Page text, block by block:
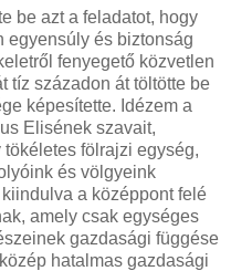
be azt a feladatot, hogy
egyensúly és biztonság
fenyegető közvetlen
tíz századon át töltötte be
képesítette. Idézem a
Elisének szavait,
fölrajzi egység,
és völgyeink
a középpont felé
amely csak egységes
gazdasági függése
hatalmas gazdasági